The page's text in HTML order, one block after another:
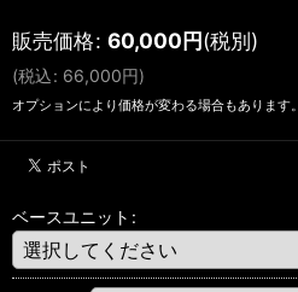
販売価格: 60,000円(税別)
(税込: 66,000円)
オプションにより価格が変わる場合もあります。
ベースユニット :